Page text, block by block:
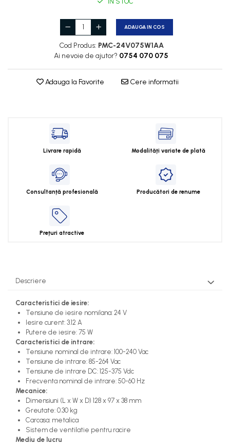
ADAUGA IN COS
Cod Produs: PMC-24V075W1AA
Ai nevoie de ajutor? 0754 070 075
Adauga la Favorite Cere informatii
Livrare rapidă Modalități variate de plată
Consultanță profesională Producători de renume
Prețuri atractive
Descriere
Caracteristici de iesire:
Tensiune de iesire nomilana: 24 V
Iesire curent: 3.12 A
Putere de iesire: 75 W
Caracteristici de intrare:
Tensiune nominal de intrare: 100-240 Vac
Tensiune de intrare: 85-264 Vac
Tensiune de intrare DC: 125-375 Vdc
Frecventa nominal de intrare: 50-60 Hz
Mecanice:
Dimensiuni (L x W x D) 128 x 97 x 38 mm
Greutate: 0.30 kg
Carcasa: metalica
Sistem de ventilatie pentru racire
Mediu de lucru